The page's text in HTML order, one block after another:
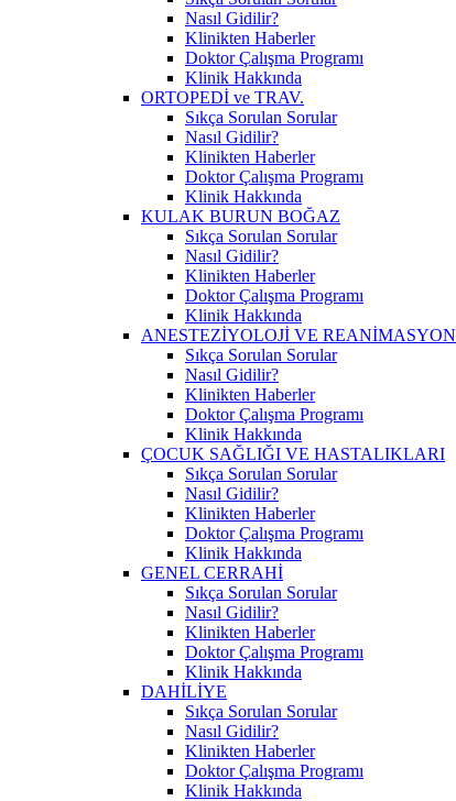
Nasıl Gidilir?
Klinikten Haberler
Doktor Çalışma Programı
Klinik Hakkında
ORTOPEDİ ve TRAV.
Sıkça Sorulan Sorular
Nasıl Gidilir?
Klinikten Haberler
Doktor Çalışma Programı
Klinik Hakkında
KULAK BURUN BOĞAZ
Sıkça Sorulan Sorular
Nasıl Gidilir?
Klinikten Haberler
Doktor Çalışma Programı
Klinik Hakkında
ANESTEZİYOLOJİ VE REANİMASYON
Sıkça Sorulan Sorular
Nasıl Gidilir?
Klinikten Haberler
Doktor Çalışma Programı
Klinik Hakkında
ÇOCUK SAĞLIĞI VE HASTALIKLARI
Sıkça Sorulan Sorular
Nasıl Gidilir?
Klinikten Haberler
Doktor Çalışma Programı
Klinik Hakkında
GENEL CERRAHİ
Sıkça Sorulan Sorular
Nasıl Gidilir?
Klinikten Haberler
Doktor Çalışma Programı
Klinik Hakkında
DAHİLİYE
Sıkça Sorulan Sorular
Nasıl Gidilir?
Klinikten Haberler
Doktor Çalışma Programı
Klinik Hakkında